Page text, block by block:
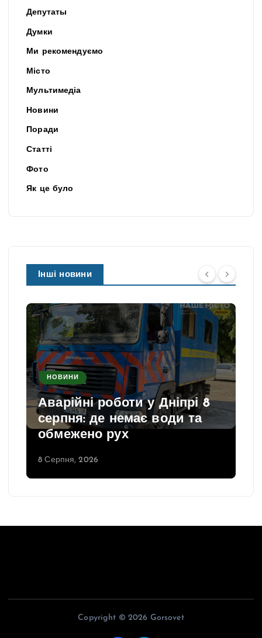
Депутаты
Думки
Ми рекомендуємо
Місто
Мультимедіа
Новини
Поради
Статті
Фото
Як це було
Інші новини
НОВИНИ
Аварійні роботи у Дніпрі 8
серпня: де немає води та
обмежено рух
8 Серпня, 2026
Copyright © 2026 Gorsovet